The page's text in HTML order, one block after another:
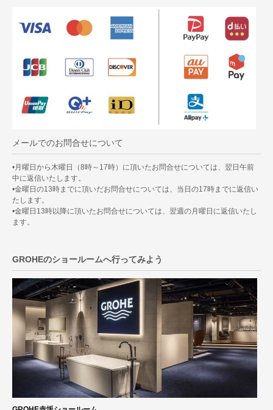
メールでのお問合せについて
•月曜日から木曜日（8時～17時）に頂いたお問合せについては、翌日午前
中に返信いたします。
•金曜日の13時までに頂いだお問合せについては、当日の17時までに返信い
たします。
•金曜日13時以降に頂いたお問合せについては、翌週の月曜日に返信いたし
ます。
GROHEのショールームへ行ってみよう